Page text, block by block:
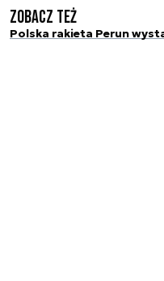
Zobacz też
Polska rakieta Perun